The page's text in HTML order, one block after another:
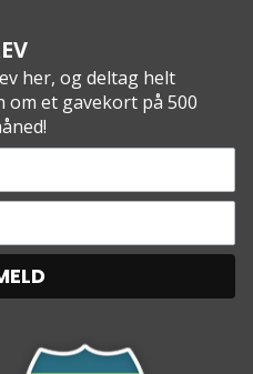
her, og deltag helt
et gavekort på 500